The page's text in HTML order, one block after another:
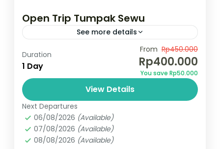
Open Trip Tumpak Sewu
See more details
Air terjun termegah Jawa Timur
Indonesia
Duration
1 Day
From Rp450.000
Rp400.000
You save Rp50.000
View Details
Next Departures
06/08/2026 (Available)
07/08/2026 (Available)
08/08/2026 (Available)